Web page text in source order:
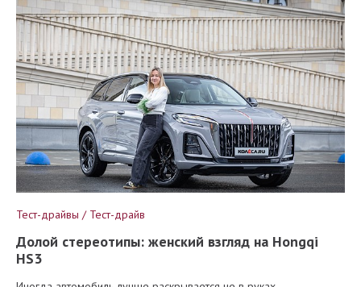
Тест-драйвы / Тест-драйв
Долой стереотипы: женский взгляд на Hongqi
HS3